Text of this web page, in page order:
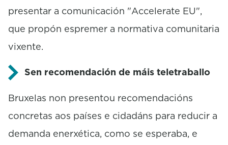
presentar a comunicación "Accelerate EU",
que propón espremer a normativa comunitaria
vixente.
Sen recomendación de máis teletraballo
Bruxelas non presentou recomendacións
concretas aos países e cidadáns para reducir a
demanda enerxética, como se esperaba, e